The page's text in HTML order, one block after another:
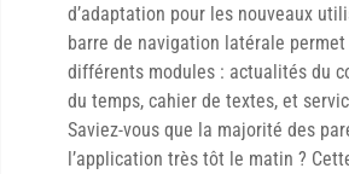
d’adaptation pour les nouveaux
barre de navigation latérale permet
différents modules : actualités du
du temps, cahier de textes, et
Saviez-vous que la majorité des
l’application très tôt le matin ?